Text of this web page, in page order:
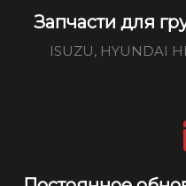
Запчасти для
ISUZU, HYUNDAI